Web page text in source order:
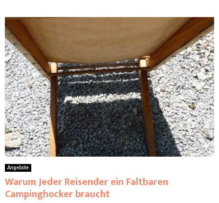
Angebote
Warum Jeder Reisender ein Faltbaren
Campinghocker braucht